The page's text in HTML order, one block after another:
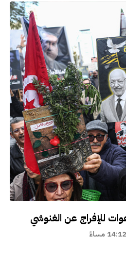
للإفراج عن الغنوشي